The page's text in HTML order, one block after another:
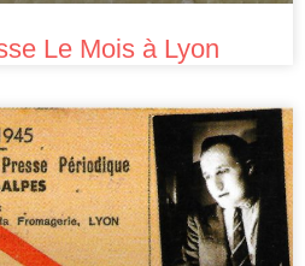
Le Mois à Lyon